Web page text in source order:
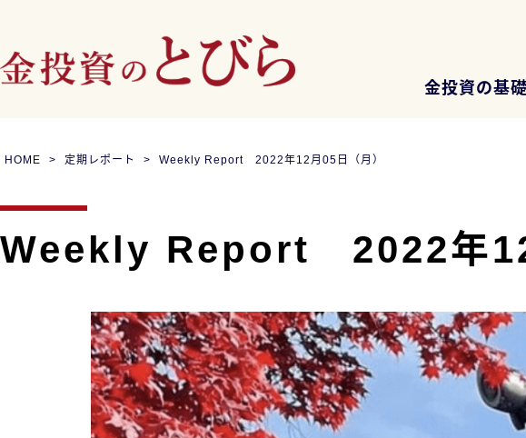
金投資の基
HOME 定期レポート Weekly Report 2022年12月05日（月）
Weekly Report 2022年12